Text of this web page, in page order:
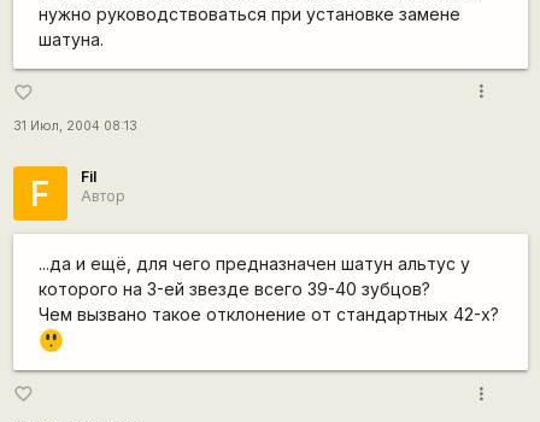
нужно руководствоваться при установке замене
шатуна.
favorite_border
31 Июл, 2004 08:13
more_vert
F
Fil
Автор
...да и ещё, для чего предназначен шатун альтус у
которого на 3-ей звезде всего 39-40 зубцов?
Чем вызвано такое отклонение от стандартных 42-х?
=8
O
favorite_border
more_vert